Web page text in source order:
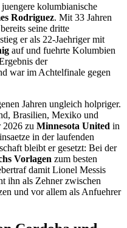
kolumbianische
Rodriguez. Mit 33 Jahren
seine dritte
er als 22-Jaehriger mit
auf und fuehrte Kolumbien
der
war im Achtelfinale gegen
Jahren ungleich holpriger.
Brasilien, Mexiko und
2026 zu Minnesota United in
in der laufenden
bleibt er gesetzt: Bei der
Vorlagen zum besten
damit Lionel Messis
ihn als Zehner zwischen
und vor allem als Anfuehrer